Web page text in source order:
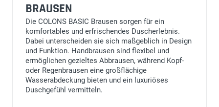
BRAUSEN
Die COLONS BASIC Brausen sorgen für ein
komfortables und erfrischendes Duscherlebnis.
Dabei unterscheiden sie sich maßgeblich in Design
und Funktion. Handbrausen sind flexibel und
ermöglichen gezieltes Abbrausen, während Kopf-
oder Regenbrausen eine großflächige
Wasserabdeckung bieten und ein luxuriöses
Duschgefühl vermitteln.